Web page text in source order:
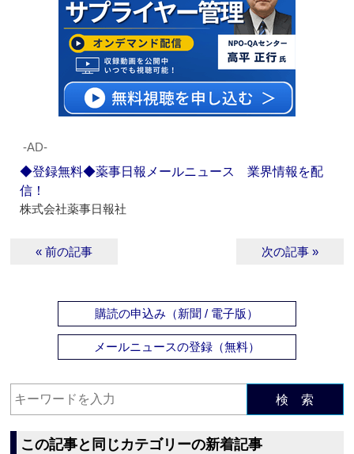
‐AD‐
◆登録無料◆薬事日報メールニュース 業界情報を配
信！
株式会社薬事日報社
« 前の記事 次の記事 »
購読の申込み（新聞 / 電子版）
メールニュースの登録（無料）
検 索
この記事と同じカテゴリーの新着記事